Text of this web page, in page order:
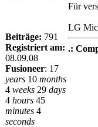
Beiträge: 791
Registriert am:
08.09.08
Fusioneer: 17
years 10 months
4 weeks 29 days
4 hours 45
minutes 4
seconds
Für
LG
.: